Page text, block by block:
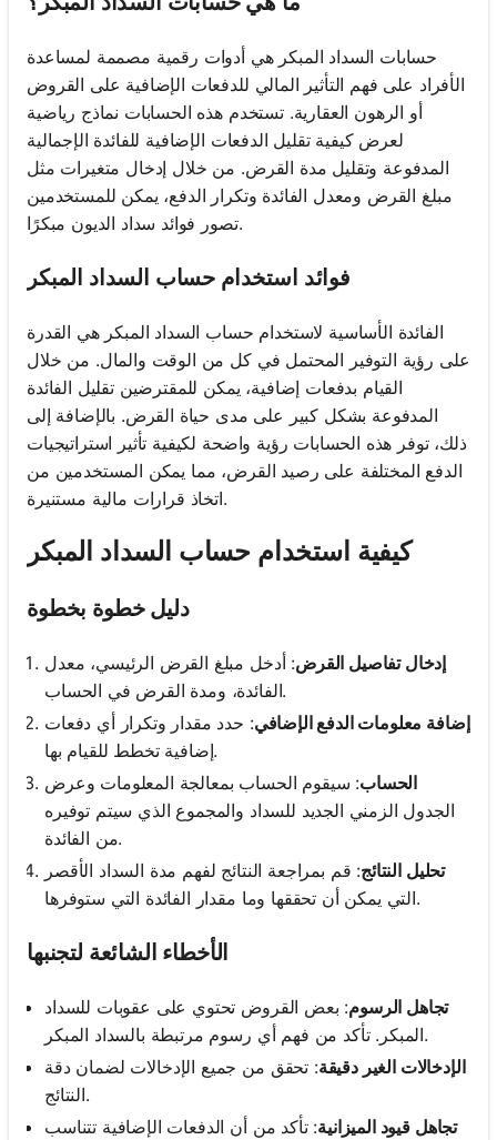
حسابات السداد المبكر هي أدوات رقمية مصممة لمساعدة
الأفراد على فهم التأثير المالي للدفعات الإضافية على القروض
أو الرهون العقارية. تستخدم هذه الحسابات نماذج رياضية
لعرض كيفية تقليل الدفعات الإضافية للفائدة الإجمالية
المدفوعة وتقليل مدة القرض. من خلال إدخال متغيرات مثل
مبلغ القرض ومعدل الفائدة وتكرار الدفع، يمكن للمستخدمين
تصور فوائد سداد الديون مبكرًا.
فوائد استخدام حساب السداد المبكر
الفائدة الأساسية لاستخدام حساب السداد المبكر هي القدرة
على رؤية التوفير المحتمل في كل من الوقت والمال. من خلال
القيام بدفعات إضافية، يمكن للمقترضين تقليل الفائدة
المدفوعة بشكل كبير على مدى حياة القرض. بالإضافة إلى
ذلك، توفر هذه الحسابات رؤية واضحة لكيفية تأثير استراتيجيات
الدفع المختلفة على رصيد القرض، مما يمكن المستخدمين من
اتخاذ قرارات مالية مستنيرة.
كيفية استخدام حساب السداد المبكر
دليل خطوة بخطوة
إدخال تفاصيل القرض: أدخل مبلغ القرض الرئيسي، معدل
الفائدة، ومدة القرض في الحساب.
إضافة معلومات الدفع الإضافي: حدد مقدار وتكرار أي دفعات
إضافية تخطط للقيام بها.
الحساب: سيقوم الحساب بمعالجة المعلومات وعرض
الجدول الزمني الجديد للسداد والمجموع الذي سيتم توفيره
من الفائدة.
تحليل النتائج: قم بمراجعة النتائج لفهم مدة السداد الأقصر
التي يمكن أن تحققها وما مقدار الفائدة التي ستوفرها.
الأخطاء الشائعة لتجنبها
تجاهل الرسوم: بعض القروض تحتوي على عقوبات للسداد
المبكر. تأكد من فهم أي رسوم مرتبطة بالسداد المبكر.
الإدخالات الغير دقيقة: تحقق من جميع الإدخالات لضمان دقة
النتائج.
تجاهل قيود الميزانية: تأكد من أن الدفعات الإضافية تتناسب